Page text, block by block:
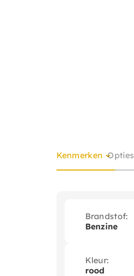
Kenmerken Opties
Brandstof:
Benzine
Kleur:
rood